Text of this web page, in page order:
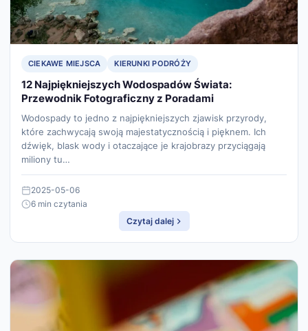
CIEKAWE MIEJSCA KIERUNKI PODRÓŻY
12 Najpiękniejszych Wodospadów Świata:
Przewodnik Fotograficzny z Poradami
Wodospady to jedno z najpiękniejszych zjawisk przyrody,
które zachwycają swoją majestatycznością i pięknem. Ich
dźwięk, blask wody i otaczające je krajobrazy przyciągają
miliony tu…
2025-05-06
6 min czytania
Czytaj dalej